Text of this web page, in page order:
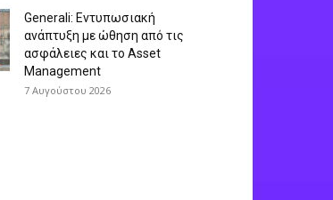
Generali: Eντυπωσιακή
ανάπτυξη με ώθηση από τις
ασφάλειες και το Asset
Management
7 Αυγούστου 2026